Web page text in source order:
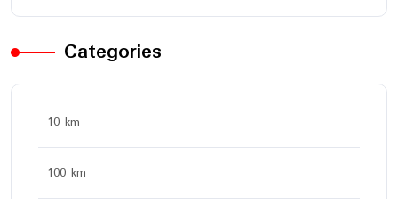
Categories
10 km
100 km